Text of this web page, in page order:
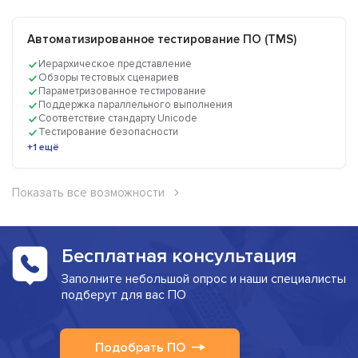
Автоматизированное тестирование ПО (TMS)
Иерархическое представление
Обзоры тестовых сценариев
Параметризованное тестирование
Поддержка параллельного выполнения
Соответствие стандарту Unicode
Тестирование безопасности
+1 ещё
Показать все возможности
Бесплатная консультация
Заполните небольшой опрос и наши специалисты
подберут для вас ПО
Подобрать ПО